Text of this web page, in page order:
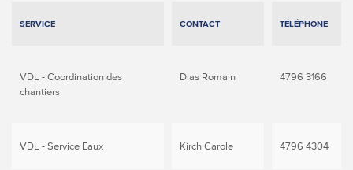
SERVICE CONTACT TÉLÉPHONE
VDL - Coordination des
chantiers
Dias Romain 4796 3166
VDL - Service Eaux Kirch Carole 4796 4304